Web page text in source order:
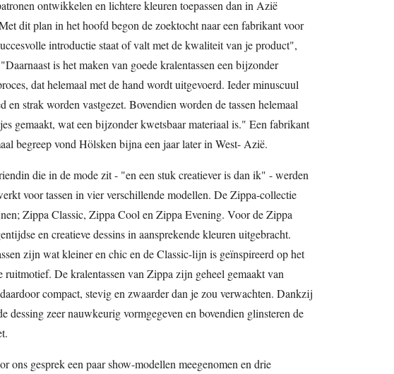
ontwikkelen en lichtere kleuren toepassen dan in Azië
dit plan in het hoofd begon de zoektocht naar een fabrikant voor
introductie staat of valt met de kwaliteit van je product",
is het maken van goede kralentassen een bijzonder
dat helemaal met de hand wordt uitgevoerd. Ieder minuscuul
en strak worden vastgezet. Bovendien worden de tassen helemaal
gemaakt, wat een bijzonder kwetsbaar materiaal is." Een fabrikant
begreep vond Hölsken bijna een jaar later in West- Azië.
die in de mode zit - "en een stuk creatiever is dan ik" - werden
voor tassen in vier verschillende modellen. De Zippa-collectie
Zippa Classic, Zippa Cool en Zippa Evening. Voor de Zippa
en creatieve dessins in aansprekende kleuren uitgebracht.
zijn wat kleiner en chic en de Classic-lijn is geïnspireerd op het
ruitmotief. De kralentassen van Zippa zijn geheel gemaakt van
compact, stevig en zwaarder dan je zou verwachten. Dankzij
dessing zeer nauwkeurig vormgegeven en bovendien glinsteren de
ons gesprek een paar show-modellen meegenomen en drie